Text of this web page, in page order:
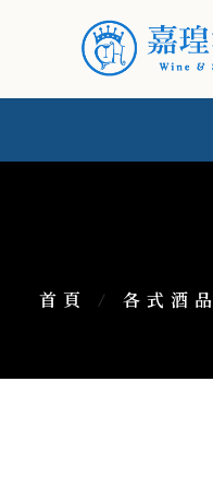
首頁 / 各式酒品